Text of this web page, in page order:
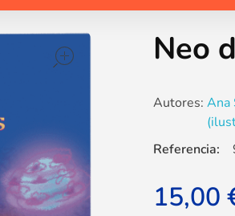
Neo
Autores: Ana
15,00
Referencia: